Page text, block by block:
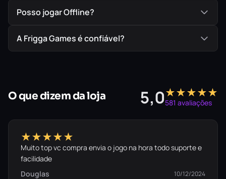
Posso jogar Offline?
A Frigga Games é confiável?
O que dizem da loja 5,0★★★★★
581 avaliações
★★★★★
Muito top vc compra envia o jogo na hora todo suporte e
facilidade
Douglas
10/12/2024